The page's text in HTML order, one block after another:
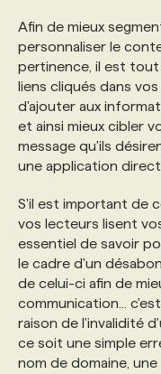
Afin de mieux
personnaliser le
pertinence, il est
liens cliqués dans
d'ajouter aux
et ainsi mieux cibler
message qu'ils
une application
S'il est important de
vos lecteurs lisent
essentiel de savoir
le cadre d'un
de celui-ci afin de
communication...
raison de l'invalidité
ce soit une simple
nom de domaine,